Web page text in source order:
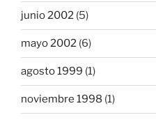
junio 2002 (5)
mayo 2002 (6)
agosto 1999 (1)
noviembre 1998 (1)